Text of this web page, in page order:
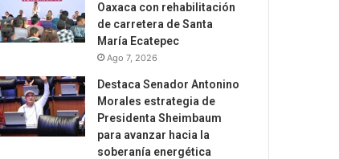
Oaxaca con rehabilitación
de carretera de Santa
María Ecatepec
Ago 7, 2026
Destaca Senador Antonino
Morales estrategia de
Presidenta Sheimbaum
para avanzar hacia la
soberanía energética